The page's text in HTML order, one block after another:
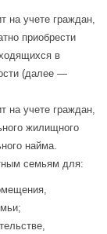
на учете граждан,
приобрести
в
(далее —
на учете граждан,
жилищного
найма.
семьям для: